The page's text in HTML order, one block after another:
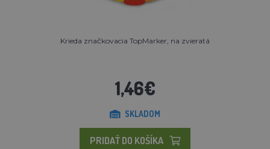
Krieda značkovacia TopMarker, na zvieratá
1,46€
SKLADOM
PRIDAŤ DO KOŠÍKA